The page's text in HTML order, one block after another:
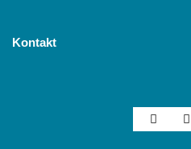
Kontakt